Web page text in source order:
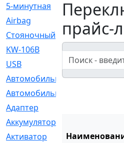
5-минутная
[1]
Airbag
[18]
Cтояночный
[1]
KW-106B
[0]
USB
[6]
Автомобильное
[6]
Автомобильный
Адаптер
Аккумулятор
Активатор
[1]
прайс-